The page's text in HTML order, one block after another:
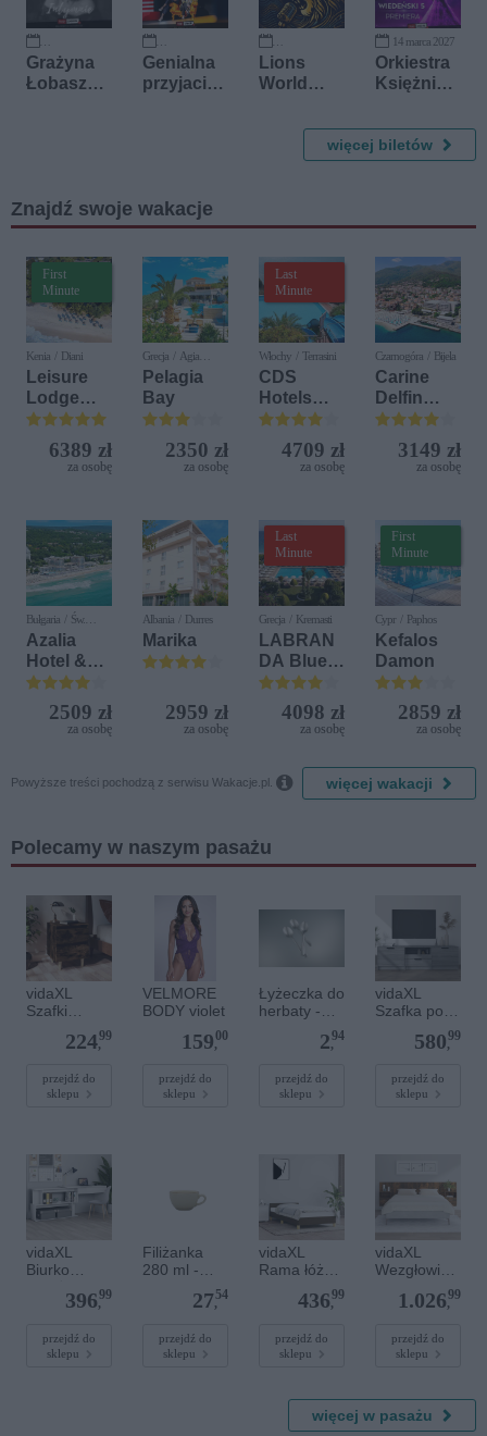
9 października 2026
Grażyna
Łobaszew
15 października 2026
Genialna
przyjaciół
21 listopada 2026
Lions
World
Festival
14 marca 2027
Orkiestra
Księżnicz
Koncert
Wiedeński
5
więcej biletów
Znajdź swoje wakacje
First
Minute
Kenia / Diani
Leisure
Lodge
Beach &
Golf
Resort by
Diamonds
6389 zł
za osobę
Grecja / Agia
Pelagia
Pelagia
Bay
2350 zł
za osobę
Last
Minute
Włochy / Terrasini
CDS
Hotels
Terrasini
(ex. Citta
del Mare)
4709 zł
za osobę
Czarnogóra / Bijela
Carine
Delfin
Bijela (ex.
Iberostar
Bijela
3149 zł
za osobę
Bułgaria / Św.
Konstantyn i Elena
Azalia
Hotel &
Spa
2509 zł
za osobę
Albania / Durres
Marika
2959 zł
za osobę
Last
Minute
Grecja / Kremasti
LABRAN
DA Blue
Bay
Resort
4098 zł
za osobę
First
Minute
Cypr / Paphos
Kefalos
Damon
2859 zł
za osobę
Powyższe treści pochodzą z serwisu Wakacje.pl.  więcej wakacji
Polecamy w naszym pasażu
vidaXL
Szafki
drewniane
przydymion
y dąb
224,
99
przejdź do
sklepu
VELMORE
BODY violet
159,
00
przejdź do
sklepu
Łyżeczka do
herbaty -
2,
94
przejdź do
sklepu
vidaXL
Szafka pod
szary dąb
140x35x40
580,
99
przejdź do
sklepu
vidaXL
Biurko
wysoki
białe,
200x50x76
396,
99
przejdź do
sklepu
Filiżanka
280 ml -
27,
54
przejdź do
sklepu
vidaXL
Rama łóżka
materaca,
owa,
100x200
436,
99
przejdź do
sklepu
vidaXL
Wezgłowie z
przydymion
materiał
drewnopoch
1.026,
99
przejdź do
sklepu
więcej w pasażu